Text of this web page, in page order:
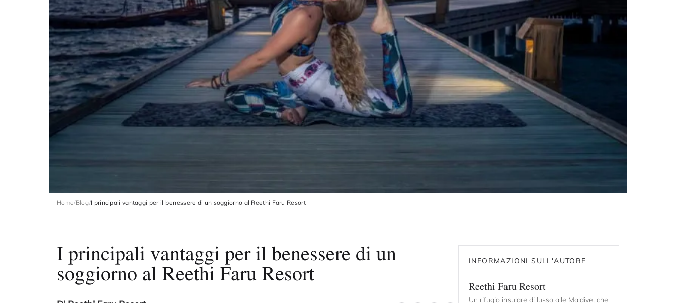
Home/Blog/I principali vantaggi per il benessere di un soggiorno al Reethi Faru Resort
I principali vantaggi per il benessere di un
soggiorno al Reethi Faru Resort
INFORMAZIONI SULL'AUTORE
Reethi Faru Resort
Un rifugio insulare di lusso alle Maldive, che